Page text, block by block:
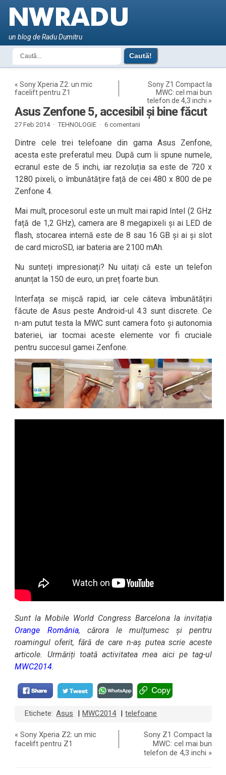
un blog de Radu Dumitru
«Sony Xperia Z2: un mic
facelift pentru Z1
Sony Z1 Compact la
MWC: cel mai bun
telefon de 4,3 inchi »
Asus Zenfone 5, accesibil și bine făcut
27 Feb 2014 · TEHNOLOGIE · 6 comentarii
Dintre cele trei telefoane din gama Asus Zenfone,
acesta este preferatul meu. După cum îi spune numele,
ecranul este de 5 inchi, iar rezoluția sa este de 720 x
1280 pixeli, o îmbunătățire față de cei 480 x 800 de pe
Zenfone 4.
Mai mult, procesorul este un mult mai rapid Intel (2 GHz
față de 1,2 GHz), camera are 8 megapixeli și ai LED de
flash, stocarea internă este de 8 sau 16 GB și ai și slot
de card microSD, iar bateria are 2100 mAh.
Nu sunteți impresionați? Nu uitați că este un telefon
anunțat la 150 de euro, un preț foarte bun.
Interfața se mișcă rapid, iar cele câteva îmbunătățiri
făcute de Asus peste Android-ul 4.3 sunt discrete. Ce
n-am putut testa la MWC sunt camera foto și autonomia
bateriei, iar tocmai aceste elemente vor fi cruciale
pentru succesul gamei Zenfone.
Sunt la Mobile World Congress Barcelona la invitația
Orange România, cărora le mulțumesc și pentru
roamingul oferit, fără de care n-aș putea scrie aceste
articole. Urmăriți toată activitatea mea aici pe tag-ul
MWC2014.
Etichete: Asus MWC2014 telefoane
«Sony Xperia Z2: un mic
facelift pentru Z1
Sony Z1 Compact la
MWC: cel mai bun
telefon de 4,3 inchi »